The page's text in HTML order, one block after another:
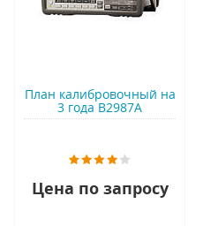
План калибровочный на
3 года B2987A
Цена по запросу